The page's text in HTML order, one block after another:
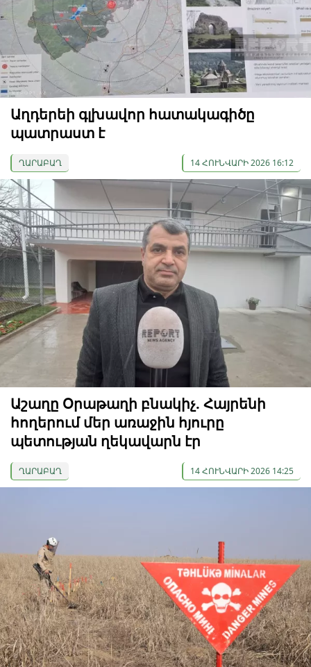
Աղդերեի գլխավոր հատակագիծը
պատրաստ է
ՂԱՐԱԲԱՂ 14 ՀՈՒՆՎԱՐԻ 2026 16:12
Աշաղը Օրաթաղի բնակիչ. Հայրենի
հողերում մեր առաջին հյուրը
պետության ղեկավարն էր
ՂԱՐԱԲԱՂ 14 ՀՈՒՆՎԱՐԻ 2026 14:25